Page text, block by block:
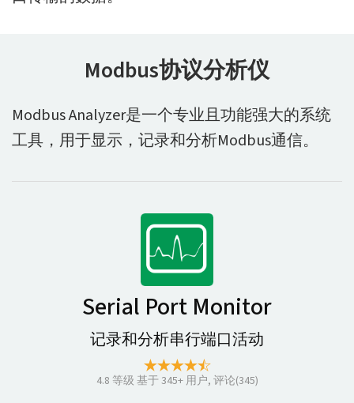
Modbus协议分析仪
Modbus Analyzer是一个专业且功能强大的系统
工具，用于显示，记录和分析Modbus通信。
Serial Port Monitor
记录和分析串行端口活动
4.8 等级 基于 345+ 用户, 评论(345)